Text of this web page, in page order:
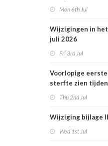
Mon 6th Jul
Wijzigingen in
juli 2026
Fri 3rd Jul
Voorlopige
sterfte zien
Thu 2nd Jul
Wijziging bijlage
Wed 1st Jul